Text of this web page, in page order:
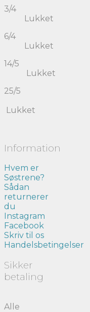
3/4
Lukket
6/4
Lukket
14/5
Lukket
25/5
Lukket
Information
Hvem er
Søstrene?
Sådan
returnerer
du
Instagram
Facebook
Skriv til os
Handelsbetingelser
Sikker
betaling
Alle